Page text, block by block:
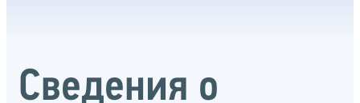
Сведения о